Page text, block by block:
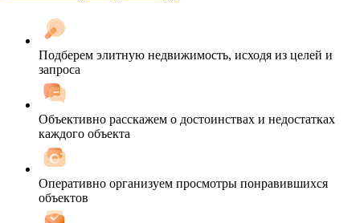
Подберем элитную недвижимость, исходя из целей и
запроса
Объективно расскажем о достоинствах и недостатках
каждого объекта
Оперативно организуем просмотры понравившихся
объектов